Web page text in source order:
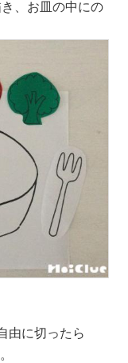
、お皿の中にの
由に切ったら